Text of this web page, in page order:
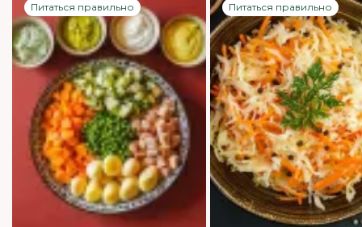
Питаться правильно Питаться правильно